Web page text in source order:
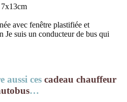
7x13cm
avec fenêtre plastifiée et
Je suis un conducteur de bus qui
aussi ces cadeau chauffeur
…